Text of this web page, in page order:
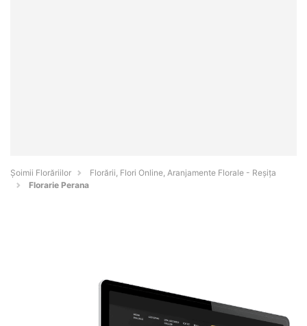
Șoimii Florăriilor
Florării, Flori Online, Aranjamente Florale - Reşiţa
Florarie Perana